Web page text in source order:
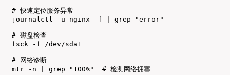
# 快速定位服务异常
journalctl -u nginx -f | grep "error"
# 磁盘检查
fsck -f /dev/sda1
# 网络诊断
mtr -n | grep "100%"  # 检测网络拥塞